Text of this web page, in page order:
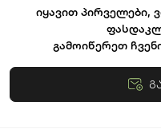
იყავით პირველები,
გამოიწერეთ
წესები და